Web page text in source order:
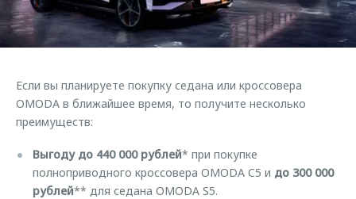
Страхование
Кредитный калькулятор
Одежда и сувениры
Оригинальные аксессуары
Запчасти
Трейд-ин
Клиентская поддержка
O&J Автоклуб
Приложение O&J
Аксессуары
Одежда и сувениры
Оригинальные аксессуары
Обратная связь
Если вы планируете покупку седана или кроссовера
OMODA в ближайшее время, то получите несколько
преимуществ:
Выгоду до 440 000 рублей* при покупке
полноприводного кроссовера OMODA C5 и до 300 000
рублей** для седана OMODA S5.